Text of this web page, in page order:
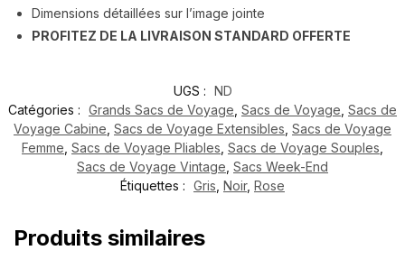
Dimensions détaillées sur l’image jointe
PROFITEZ DE LA LIVRAISON STANDARD OFFERTE
UGS : ND
Catégories : Grands Sacs de Voyage, Sacs de Voyage, Sacs de
Voyage Cabine, Sacs de Voyage Extensibles, Sacs de Voyage
Femme, Sacs de Voyage Pliables, Sacs de Voyage Souples,
Sacs de Voyage Vintage, Sacs Week-End
Étiquettes : Gris, Noir, Rose
Produits similaires